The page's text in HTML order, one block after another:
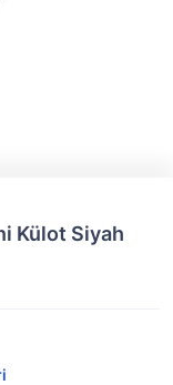
Külot Siyah